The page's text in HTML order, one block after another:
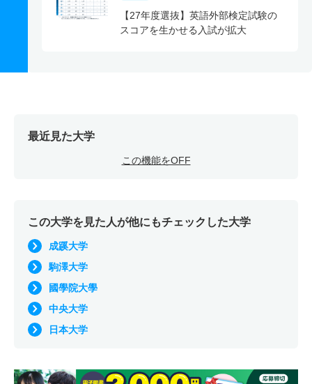
【27年度選抜】英語外部検定試験の
スコアを生かせる入試が拡大
最近見た大学
この機能をOFF
この大学を見た人が他にもチェックした大学
成蹊大学
駒澤大学
國學院大學
中央大学
日本大学